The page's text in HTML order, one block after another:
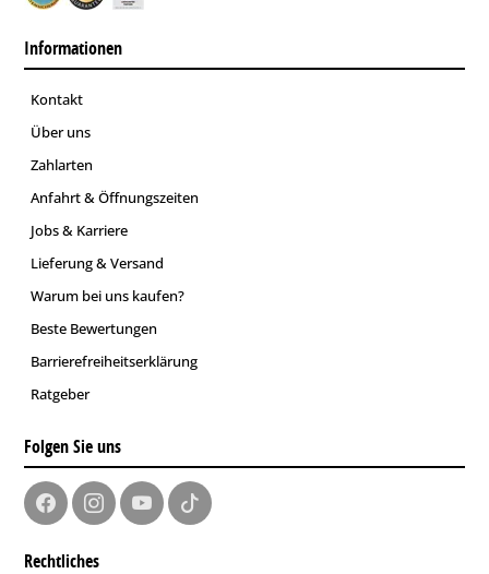
Informationen
Kontakt
Über uns
Zahlarten
Anfahrt & Öffnungszeiten
Jobs & Karriere
Lieferung & Versand
Warum bei uns kaufen?
Beste Bewertungen
Barrierefreiheitserklärung
Ratgeber
Folgen Sie uns
Rechtliches